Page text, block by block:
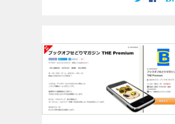
力がない… ● 特典が自分では作れない…